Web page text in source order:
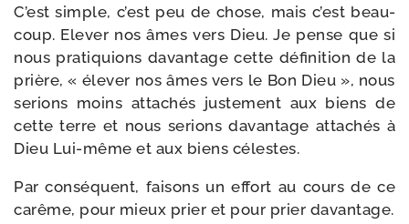
C’est simple, c’est peu de chose, mais c’est beau­
coup. Elever nos âmes vers Dieu. Je pense que si
nous pra­ti­quions davan­tage cette défi­ni­tion de la
prière, « éle­ver nos âmes vers le Bon Dieu », nous
serions moins atta­chés jus­te­ment aux biens de
cette terre et nous serions davan­tage atta­chés à
Dieu Lui-​même et aux biens célestes.
Par consé­quent, fai­sons un effort au cours de ce
carême, pour mieux prier et pour prier davantage.